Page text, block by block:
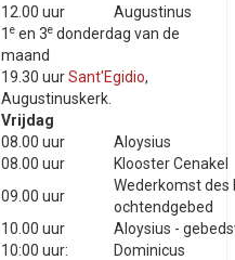
12.00 uur
Augustinus
1 een 3edonderdag van de
maand
19.30 uurSant'Egidio,
Augustinuskerk.
Vrijdag
08.00 uur
Aloysius
08.00 uur
Klooster Cenakel
09.00 uur
Wederkomst des
ochtendgebed
10.00 uur
Aloysius -
10:00 uur:
Dominicus